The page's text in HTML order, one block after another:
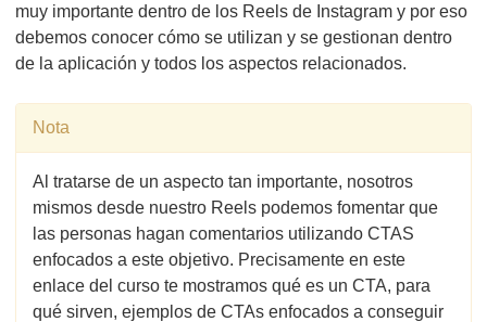
muy importante dentro de los Reels de Instagram y por eso
debemos conocer cómo se utilizan y se gestionan dentro
de la aplicación y todos los aspectos relacionados.
Nota
Al tratarse de un aspecto tan importante, nosotros
mismos desde nuestro Reels podemos fomentar que
las personas hagan comentarios utilizando CTAS
enfocados a este objetivo. Precisamente en este
enlace del curso te mostramos qué es un CTA, para
qué sirven, ejemplos de CTAs enfocados a conseguir